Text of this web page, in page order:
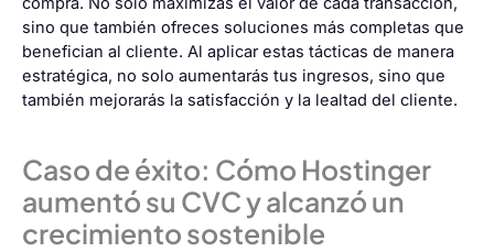
sino que también ofreces soluciones más completas que
benefician al cliente. Al aplicar estas tácticas de manera
estratégica, no solo aumentarás tus ingresos, sino que
también mejorarás la satisfacción y la lealtad del cliente.
Caso de éxito: Cómo Hostinger
aumentó su CVC y alcanzó un
crecimiento sostenible